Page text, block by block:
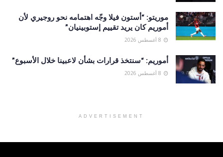
موريتو: “أستون فيلا وجّه اهتمامه نحو روجيري لأن
أموريم كان يريد تقييم إستوبينيان”
أموريم: “سنتخذ قرارات بشأن لاعبينا خلال الأسبوع”
ADVERTISEMENT